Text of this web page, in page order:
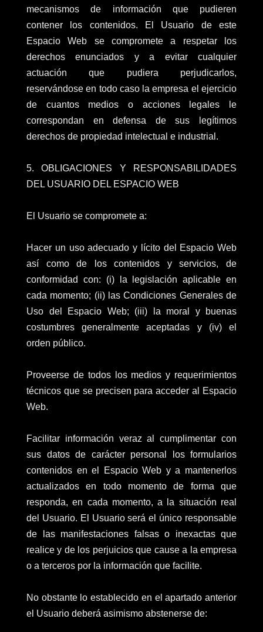
mecanismos de información que pudieren
contener los contenidos. El Usuario de este
Espacio Web se compromete a respetar los
derechos enunciados y a evitar cualquier
actuación que pudiera perjudicarlos,
reservándose en todo caso la empresa el ejercicio
de cuantos medios o acciones legales le
correspondan en defensa de sus legítimos
derechos de propiedad intelectual e industrial.
5. OBLIGACIONES Y RESPONSABILIDADES
DEL USUARIO DEL ESPACIO WEB
El Usuario se compromete a:
Hacer un uso adecuado y lícito del Espacio Web
así como de los contenidos y servicios, de
conformidad con: (i) la legislación aplicable en
cada momento; (ii) las Condiciones Generales de
Uso del Espacio Web; (iii) la moral y buenas
costumbres generalmente aceptadas y (iv) el
orden público.
Proveerse de todos los medios y requerimientos
técnicos que se precisen para acceder al Espacio
Web.
Facilitar información veraz al cumplimentar con
sus datos de carácter personal los formularios
contenidos en el Espacio Web y a mantenerlos
actualizados en todo momento de forma que
responda, en cada momento, a la situación real
del Usuario. El Usuario será el único responsable
de las manifestaciones falsas o inexactas que
realice y de los perjuicios que cause a la empresa
o a terceros por la información que facilite.
No obstante lo establecido en el apartado anterior
el Usuario deberá asimismo abstenerse de: